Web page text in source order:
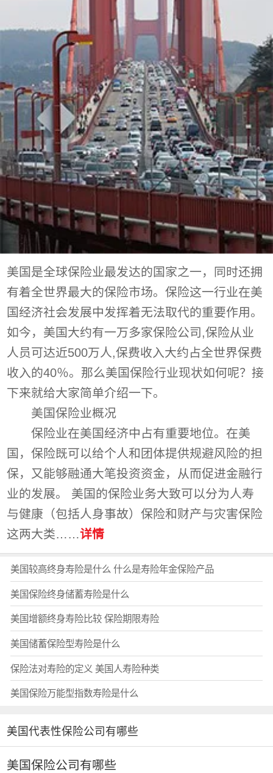
美国是全球保险业最发达的国家之一，同时还拥
有着全世界最大的保险市场。保险这一行业在美
国经济社会发展中发挥着无法取代的重要作用。
如今，美国大约有一万多家保险公司,保险从业
人员可达近500万人,保费收入大约占全世界保费
收入的40％。那么美国保险行业现状如何呢？接
下来就给大家简单介绍一下。
美国保险业概况
保险业在美国经济中占有重要地位。在美
国，保险既可以给个人和团体提供规避风险的担
保，又能够融通大笔投资资金，从而促进金融行
业的发展。 美国的保险业务大致可以分为人寿
与健康（包括人身事故）保险和财产与灾害保险
这两大类……详情
美国较高终身寿险是什么 什么是寿险年金保险产品
美国保险终身储蓄寿险是什么
美国增额终身寿险比较 保险期限寿险
美国储蓄保险型寿险是什么
保险法对寿险的定义 美国人寿险种类
美国保险万能型指数寿险是什么
美国代表性保险公司有哪些
美国保险公司有哪些